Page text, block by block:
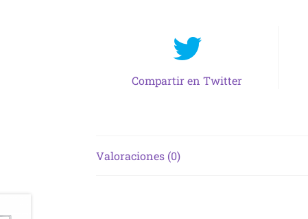
Compartir en Twitter
Valoraciones (0)